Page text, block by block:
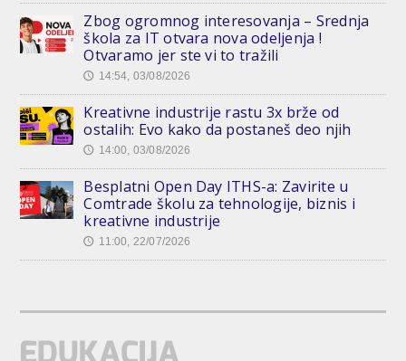
Zbog ogromnog interesovanja – Srednja
škola za IT otvara nova odeljenja !
Otvaramo jer ste vi to tražili
🕔 14:54, 03/08/2026
Kreativne industrije rastu 3x brže od
ostalih: Evo kako da postaneš deo njih
🕔 14:00, 03/08/2026
Besplatni Open Day ITHS-a: Zavirite u
Comtrade školu za tehnologije, biznis i
kreativne industrije
🕔 11:00, 22/07/2026